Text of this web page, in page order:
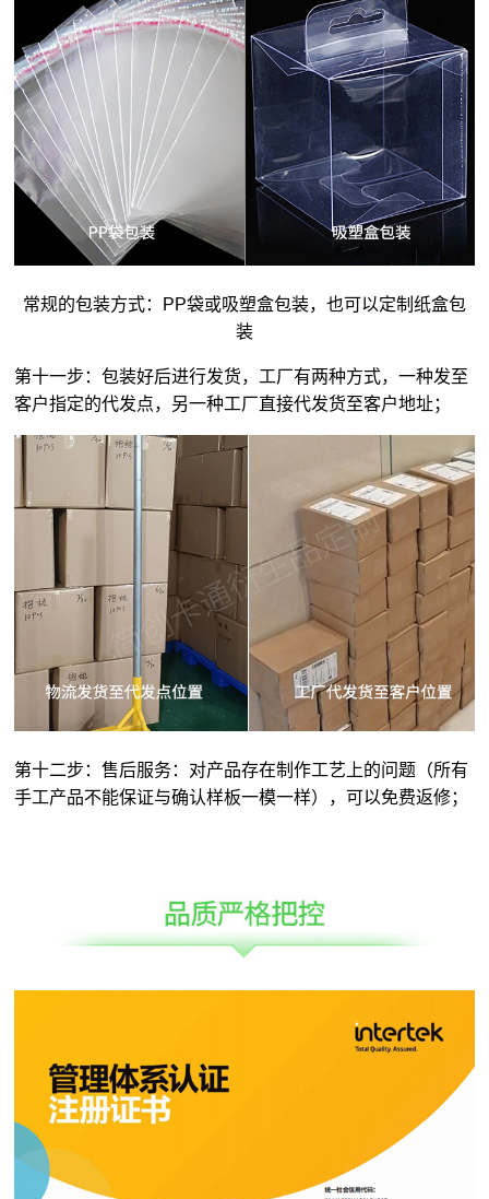
常规的包装方式：PP袋或吸塑盒包装，也可以定制纸盒包
装
第十一步：包装好后进行发货，工厂有两种方式，一种发至
客户指定的代发点，另一种工厂直接代发货至客户地址；
第十二步：售后服务：对产品存在制作工艺上的问题（所有
手工产品不能保证与确认样板一模一样），可以免费返修；